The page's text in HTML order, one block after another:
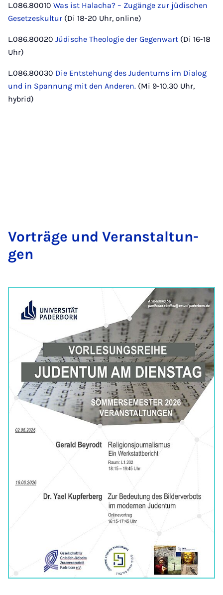
L.086.80010 Was ist Halacha? – Zugänge zur jüdischen
Gesetzeskultur (Di 18-20 Uhr, online)
L.086.80020 Jüdische Theologie der Gegenwart (Di 16-18
Uhr)
L.086.80030 Die Entstehung des Judentums im Dialog
und in Spannung mit den Anderen. (Mi 9-10.30 Uhr,
hybrid)
Vorträge und Ver­an­stal­tun­
gen